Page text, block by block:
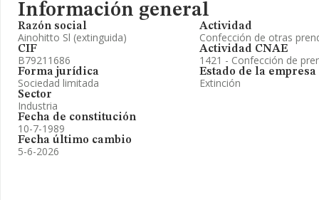
Información general
Razón social
Ainohitto Sl (extinguida)
CIF
B79211686
Forma jurídica
Sociedad limitada
Sector
Industria
Fecha de constitución
10-7-1989
Fecha último cambio
5-6-2026
Actividad
Confección de otras
Actividad CNAE
1421 - Confección de
Estado de la empresa
Extinción